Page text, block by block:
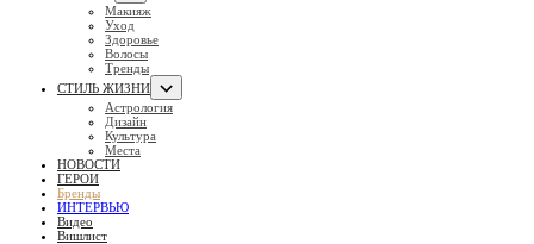
Макияж
Уход
Здоровье
Волосы
Тренды
СТИЛЬ ЖИЗНИ
Астрология
Дизайн
Культура
Места
НОВОСТИ
ГЕРОИ
Бренды
ИНТЕРВЬЮ
Видео
Вишлист